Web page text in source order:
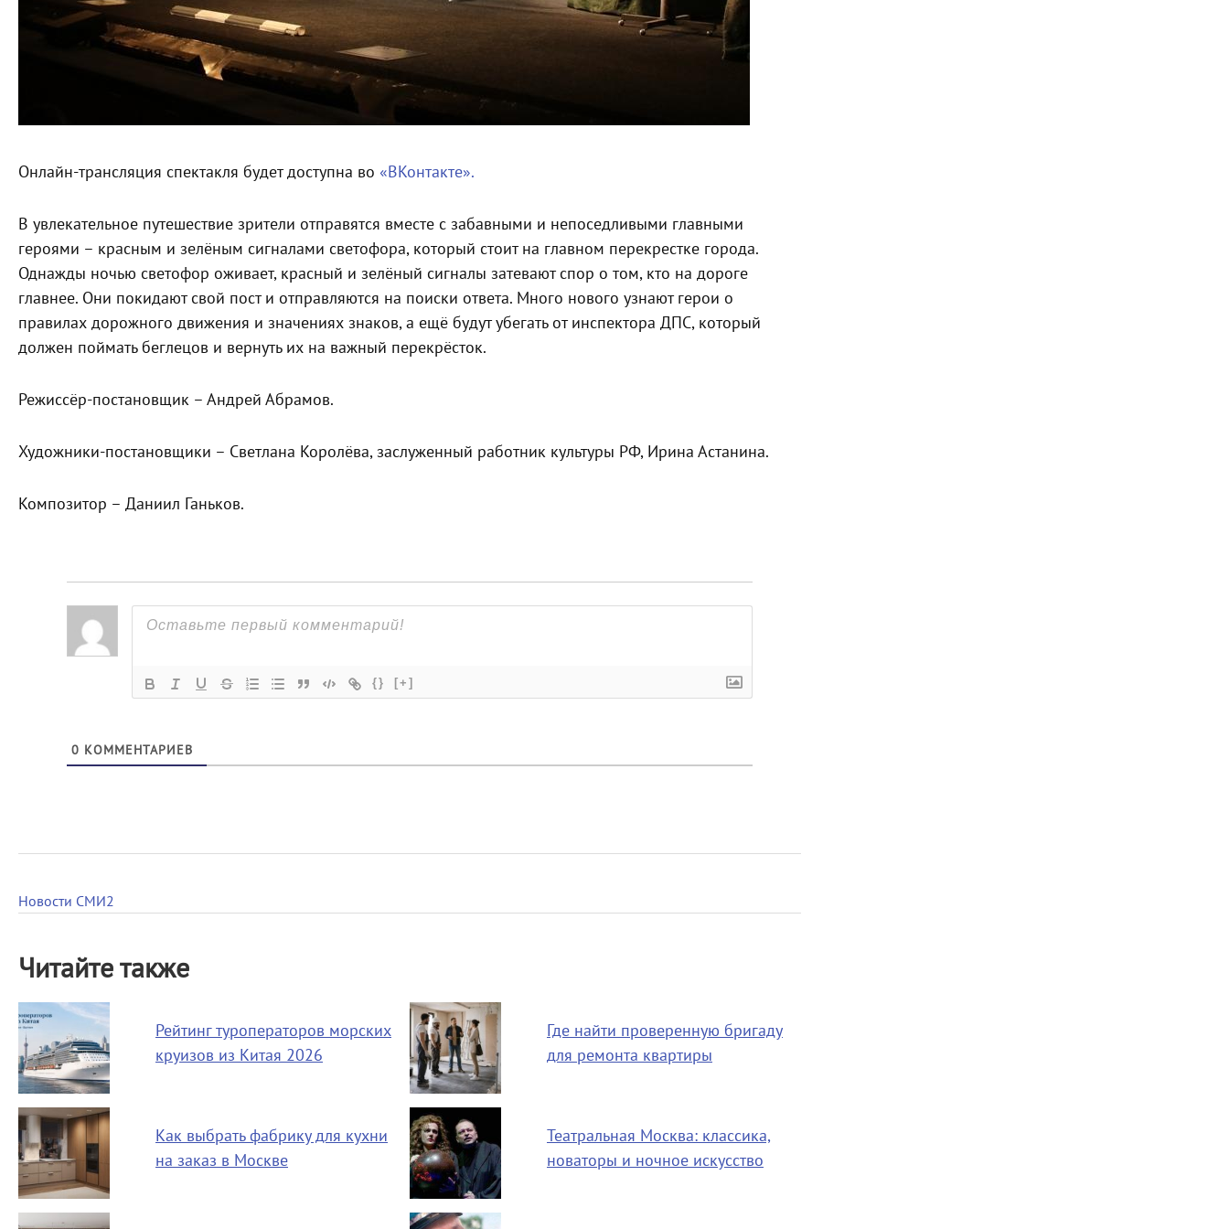
Онлайн-трансляция спектакля будет доступна во «ВКонтакте».
В увлекательное путешествие зрители отправятся вместе с забавными и непоседливыми главными
героями – красным и зелёным сигналами светофора, который стоит на главном перекрестке города.
Однажды ночью светофор оживает, красный и зелёный сигналы затевают спор о том, кто на дороге
главнее. Они покидают свой пост и отправляются на поиски ответа. Много нового узнают герои о
правилах дорожного движения и значениях знаков, а ещё будут убегать от инспектора ДПС, который
должен поймать беглецов и вернуть их на важный перекрёсток.
Режиссёр-постановщик – Андрей Абрамов.
Художники-постановщики – Светлана Королёва, заслуженный работник культуры РФ, Ирина Астанина.
Композитор – Даниил Ганьков.
{} [+]
0 КОММЕНТАРИЕВ
Новости СМИ2
Читайте также
Рейтинг туроператоров морских
круизов из Китая 2026
Где найти проверенную бригаду
для ремонта квартиры
Как выбрать фабрику для кухни
на заказ в Москве
Театральная Москва: классика,
новаторы и ночное искусство